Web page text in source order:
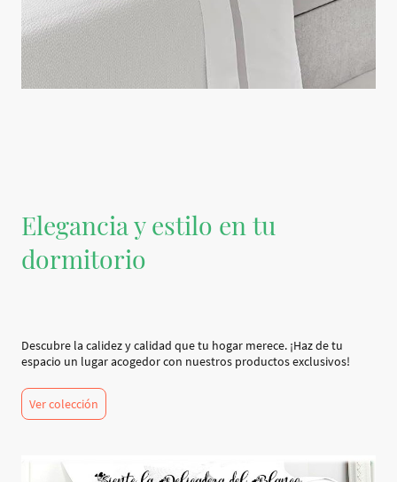
Elegancia y estilo en tu
dormitorio
Descubre la calidez y calidad que tu hogar merece. ¡Haz de tu
espacio un lugar acogedor con nuestros productos exclusivos!
Ver colección